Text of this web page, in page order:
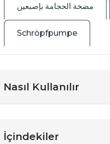
مضخة الحجامة بإصبعين
Schröpfpumpe
Nasıl Kullanılır
İçindekiler